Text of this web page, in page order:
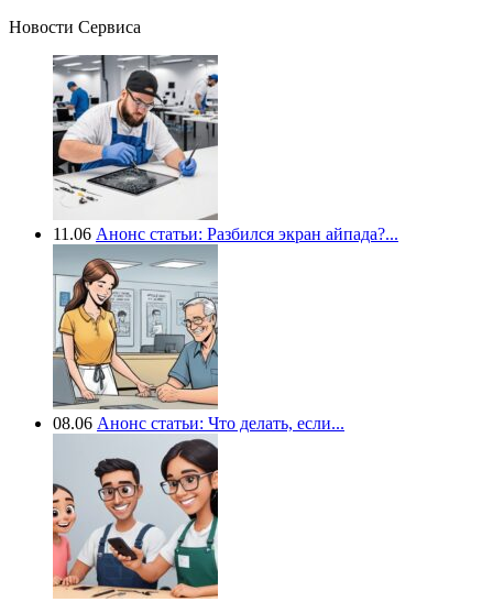
Новости Сервиса
11.06 Анонс статьи: Разбился экран айпада?...
08.06 Анонс статьи: Что делать, если...